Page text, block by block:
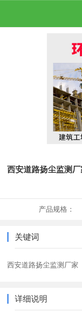
西安道路扬尘监测
产品规格：
关键词
西安道路扬尘监测厂家
详细说明